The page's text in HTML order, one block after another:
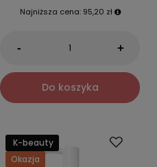
Najniższa cena: 95,20 zł
- +
Do koszyka
K-beauty
Okazja